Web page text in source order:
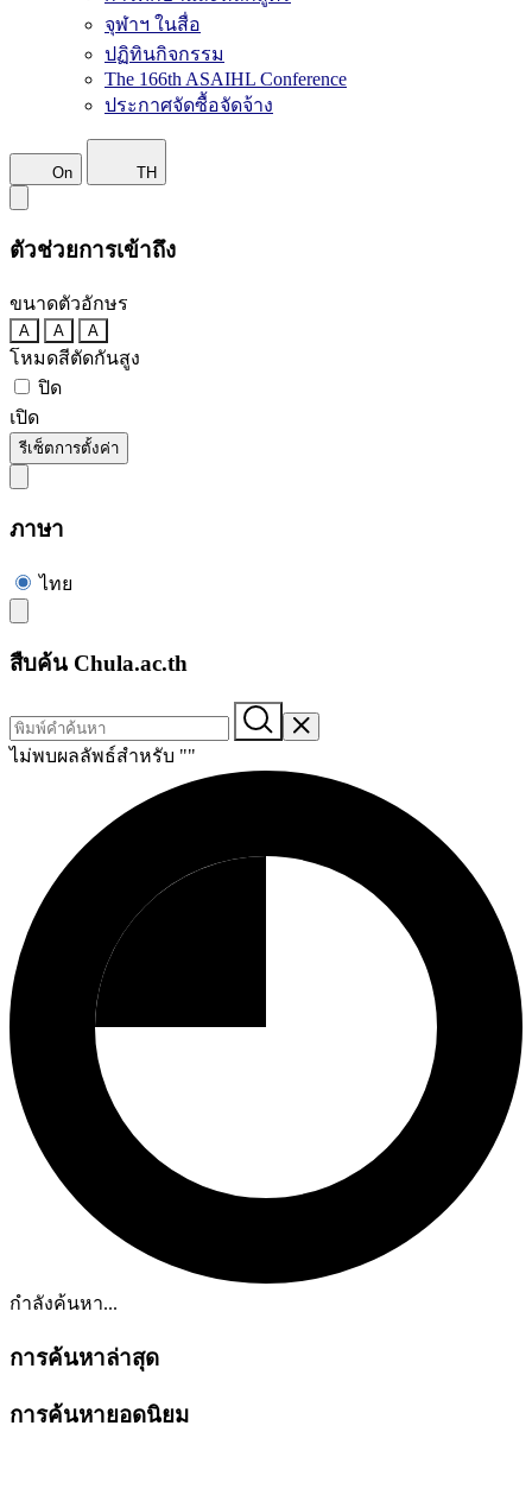
จุฬาฯ ในสื่อ
ปฏิทินกิจกรรม
The 166th ASAIHL Conference
ประกาศจัดซื้อจัดจ้าง
On TH
ตัวช่วยการเข้าถึง
ขนาดตัวอักษร
A A A
โหมดสีตัดกันสูง
ปิด
เปิด
รีเซ็ตการตั้งค่า
ภาษา
ไทย
สืบค้น Chula.ac.th
ไม่พบผลลัพธ์สำหรับ ""
กำลังค้นหา...
การค้นหาล่าสุด
การค้นหายอดนิยม